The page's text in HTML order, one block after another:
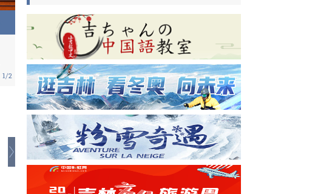
1/2
上善若水（shàng shàn ruò shuǐ）